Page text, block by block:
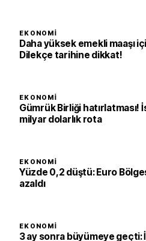
EKONOMI
Daha yüksek emekli maaşı
Dilekçe tarihine dikkat!
EKONOMI
Gümrük Birliği
milyar dolarlık rota
EKONOMI
Yüzde 0,2 düştü: Euro
azaldı
EKONOMI
3 ay sonra büyümeye